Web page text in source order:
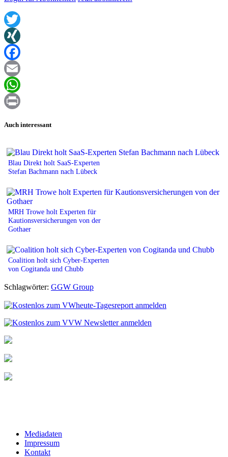
Twitter
XING
Facebook
Email
WhatsApp
Auch interessant
Blau Direkt holt SaaS-Experten
Stefan Bachmann nach Lübeck
MRH Trowe holt Experten für
Kautionsversicherungen von der
Gothaer
Coalition holt sich Cyber-Experten
von Cogitanda und Chubb
Schlagwörter: GGW Group
Mediadaten
Impressum
Kontakt